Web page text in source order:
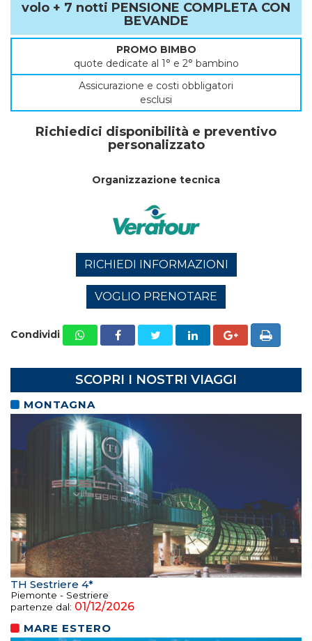
volo + 7 notti PENSIONE COMPLETA CON
BEVANDE
PROMO BIMBO
quote dedicate al 1° e 2° bambino
Assicurazione e costi obbligatori
esclusi
Richiedici disponibilità e preventivo
personalizzato
Organizzazione tecnica
RICHIEDI INFORMAZIONI
VOGLIO PRENOTARE
Condividi
SCOPRI I NOSTRI VIAGGI
MONTAGNA
TH Sestriere 4*
Piemonte - Sestriere
partenze dal: 01/12/2026
MARE ESTERO